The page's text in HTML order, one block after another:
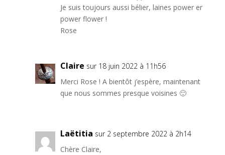
Je suis toujours aussi bélier, laines power er
power flower !
Rose
Claire sur 18 juin 2022 à 11h56
Merci Rose ! A bientôt j’espère, maintenant
que nous sommes presque voisines 🙂
Laëtitia sur 2 septembre 2022 à 2h14
Chère Claire,